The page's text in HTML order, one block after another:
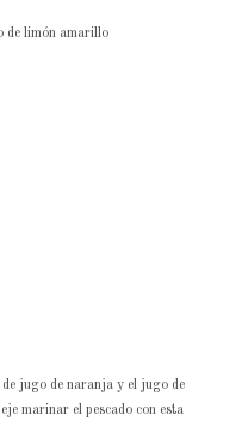
de limón amarillo
jugo de naranja y el jugo de
marinar el pescado con esta